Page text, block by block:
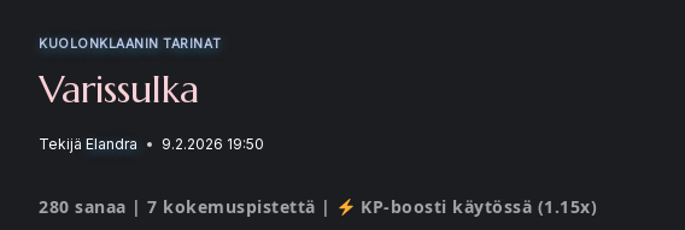
KUOLONKLAANIN TARINAT
Varissulka
Tekijä Elandra 9.2.2026 19:50
280 sanaa | 7 kokemuspistettä | KP-boosti käytössä (1.15x)